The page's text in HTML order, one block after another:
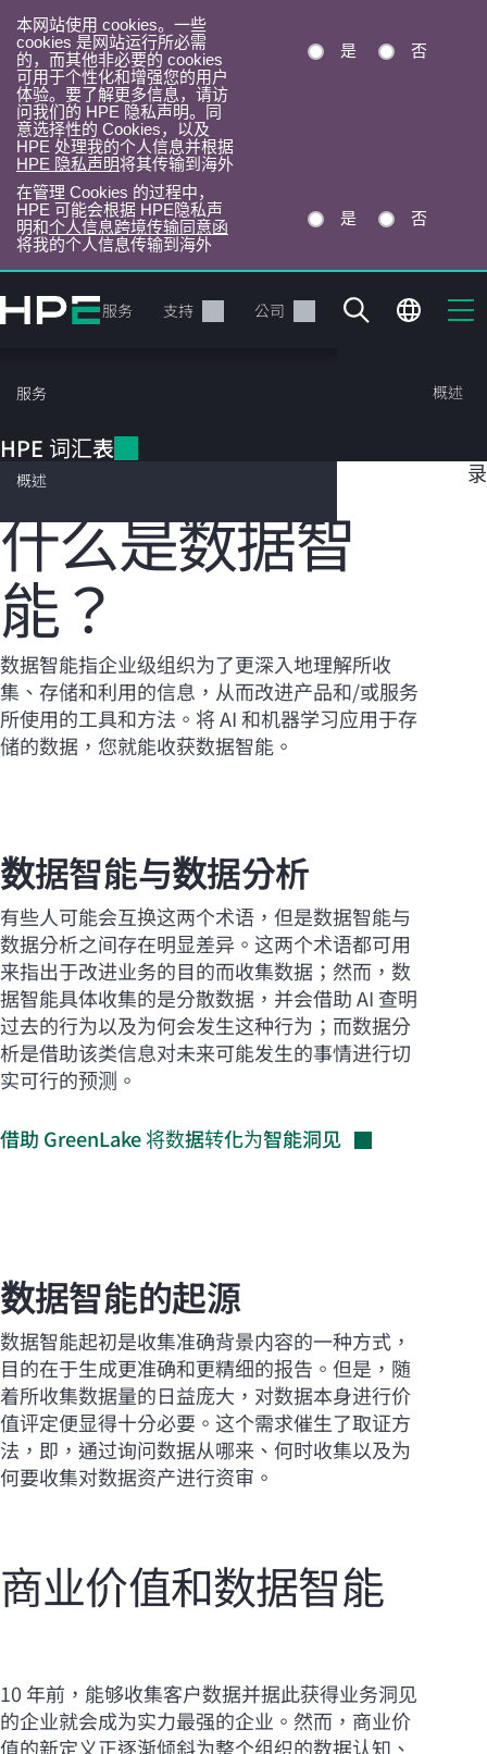
本网站使用 cookies。一些
cookies 是网站运行所必需
的，而其他非必要的 cookies
可用于个性化和增强您的用户
体验。要了解更多信息，请访
问我们的 HPE 隐私声明。同
意选择性的 Cookies，以及
HPE 处理我的个人信息并根据
HPE 隐私声明将其传输到海外
是 否
在管理 Cookies 的过程中，
HPE 可能会根据 HPE隐私声
明和个人信息跨境传输同意函
将我的个人信息传输到海外
是 否
转
到
目
录
产品 服务 支持 公司
服务
您的购物车目前是空的
立即购买
HPE 词汇表 概述
概述
HPE 词汇表
数据智能
什么是数据智
能？
数据智能指企业级组织为了更深入地理解所收
集、存储和利用的信息，从而改进产品和/或服务
所使用的工具和方法。将 AI 和机器学习应用于存
储的数据，您就能收获数据智能。
录
数据智能与数据分析
有些人可能会互换这两个术语，但是数据智能与
数据分析之间存在明显差异。这两个术语都可用
来指出于改进业务的目的而收集数据；然而，数
据智能具体收集的是分散数据，并会借助 AI 查明
过去的行为以及为何会发生这种行为；而数据分
析是借助该类信息对未来可能发生的事情进行切
实可行的预测。
借助 GreenLake将数据转化为智能洞见
数据智能的起源
数据智能起初是收集准确背景内容的一种方式，
目的在于生成更准确和更精细的报告。但是，随
着所收集数据量的日益庞大，对数据本身进行价
值评定便显得十分必要。这个需求催生了取证方
法，即，通过询问数据从哪来、何时收集以及为
何要收集对数据资产进行资审。
商业价值和数据智能
10 年前，能够收集客户数据并据此获得业务洞见
的企业就会成为实力最强的企业。然而，商业价
值的新定义正逐渐倾斜为整个组织的数据认知、